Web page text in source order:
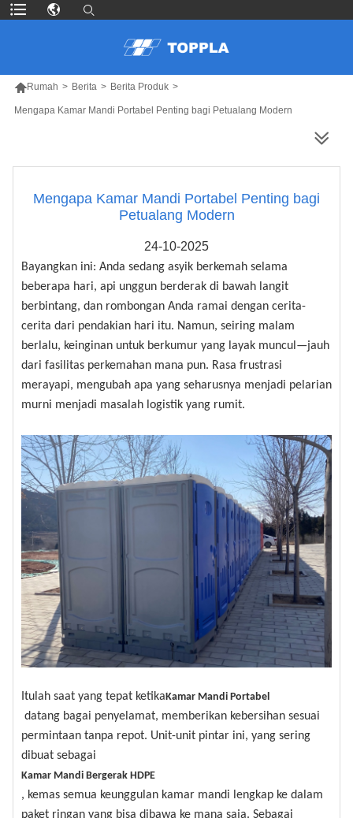
Rumah > Berita > Berita Produk >
Mengapa Kamar Mandi Portabel Penting bagi Petualang Modern
Mengapa Kamar Mandi Portabel Penting bagi
Petualang Modern
24-10-2025
Bayangkan ini: Anda sedang asyik berkemah selama
beberapa hari, api unggun berderak di bawah langit
berbintang, dan rombongan Anda ramai dengan cerita-
cerita dari pendakian hari itu. Namun, seiring malam
berlalu, keinginan untuk berkumur yang layak muncul—jauh
dari fasilitas perkemahan mana pun. Rasa frustrasi
merayapi, mengubah apa yang seharusnya menjadi pelarian
murni menjadi masalah logistik yang rumit.
Itulah saat yang tepat ketikaKamar Mandi Portabel
datang bagai penyelamat, memberikan kebersihan sesuai
permintaan tanpa repot. Unit-unit pintar ini, yang sering
dibuat sebagai
Kamar Mandi Bergerak HDPE
, kemas semua keunggulan kamar mandi lengkap ke dalam
paket ringan yang bisa dibawa ke mana saja. Sebagai